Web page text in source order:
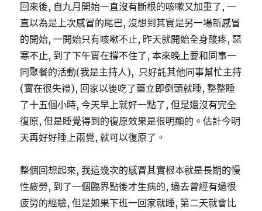
回來後, 自九月開始一直沒有斷根的咳嗽又加重了, 一
直以為是上次感冒的尾巴, 沒想到其實是另一場新感冒
的開始, 一開始只有咳嗽不止, 昨天就開始全身酸疼, 惡
寒不止, 到了下午實在撐不住了, 本來晚上要和同事一
同聚餐的活動(我是主持人), 只好託其他同事幫忙主持
(實在很失禮), 回家以後吃了藥立即倒頭就睡, 整整睡
了十五個小時, 今天早上就好一點了, 但是還沒有完全
復原, 但是睡覺得到的復原效果是很明顯的。估計今明
天再好好睡上兩覺, 就可以復原了。
整個回想起來, 我這幾次的感冒其實根本就是長期的慢
性疲勞, 到了一個臨界點後才生病的, 過去曾經有過很
疲勞的經驗, 但是如果下班一回家就睡, 第二天就會比